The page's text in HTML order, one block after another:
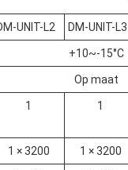
UNIT-L2 DM-UNIT-L3
+10~-15°C
Op maat
1 1
1 × 3200 1 × 3200